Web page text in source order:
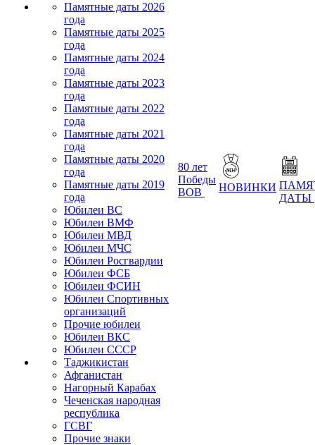
Памятные даты 2026
года
Памятные даты 2025
года
Памятные даты 2024
года
Памятные даты 2023
года
Памятные даты 2022
года
Памятные даты 2021
года
Памятные даты 2020
года
Памятные даты 2019
года
Юбилеи ВС
Юбилеи ВМФ
Юбилеи МВД
Юбилеи МЧС
Юбилеи Росгвардии
Юбилеи ФСБ
Юбилеи ФСИН
Юбилеи Спортивных
организаций
Прочие юбилеи
Юбилеи ВКС
Юбилеи СССР
Таджикистан
Афганистан
Нагорный Карабах
Чеченская народная
республика
ГСВГ
Прочие знаки
80 лет
Победы
ВОВ
НОВИНКИ
ДАТЫ